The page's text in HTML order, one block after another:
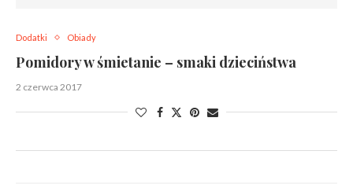
Dodatki Obiady
Pomidory w śmietanie – smaki dzieciństwa
2 czerwca 2017